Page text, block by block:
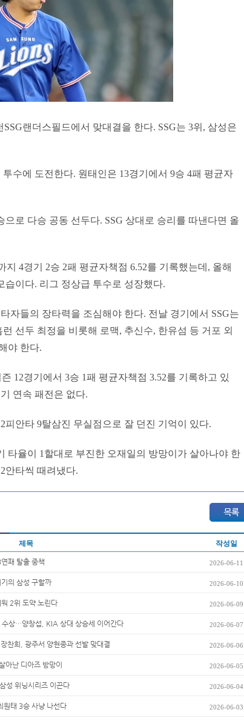
랜더스필드에서 맞대결을 한다. SSG는 3위, 삼성은
수에 도전한다. 원태인은 13경기에서 9승 4패 평균자
로 다승 공동 선두다. SSG 상대로 승리를 따낸다면 올
지 4경기 2승 2패 평균자책점 6.52를 기록했는데, 올해
이다. 리그 정상급 투수로 성장했다.
자들의 장타력을 조심해야 한다. 전날 경기에서 SSG는
선두 최정을 비롯해 로맥, 추신수, 한유섬 등 거포 외
야 한다.
12경기에서 3승 1패 평균자책점 3.52를 기록하고 있
연속 패전은 없다.
피안타 9탈삼진 무실점으로 잘 던진 기억이 있다.
타율이 1할대로 부진한 오재일의 방망이가 살아나야 한
안타씩 때려냈다.
제목 작성일
패 탈출 중책 2026-06-11
의 삼성 구할까 2026-06-10
2위 도약 노린다 2026-06-09
상…양창섭, KIA 상대 상승세 이어간다 2026-06-07
찬희, 광주서 양현종과 선발 맞대결 2026-06-06
아난 디아즈 방망이 2026-06-05
성 위닝시리즈 이끈다 2026-06-04
태 3승 사냥 나선다 2026-06-03